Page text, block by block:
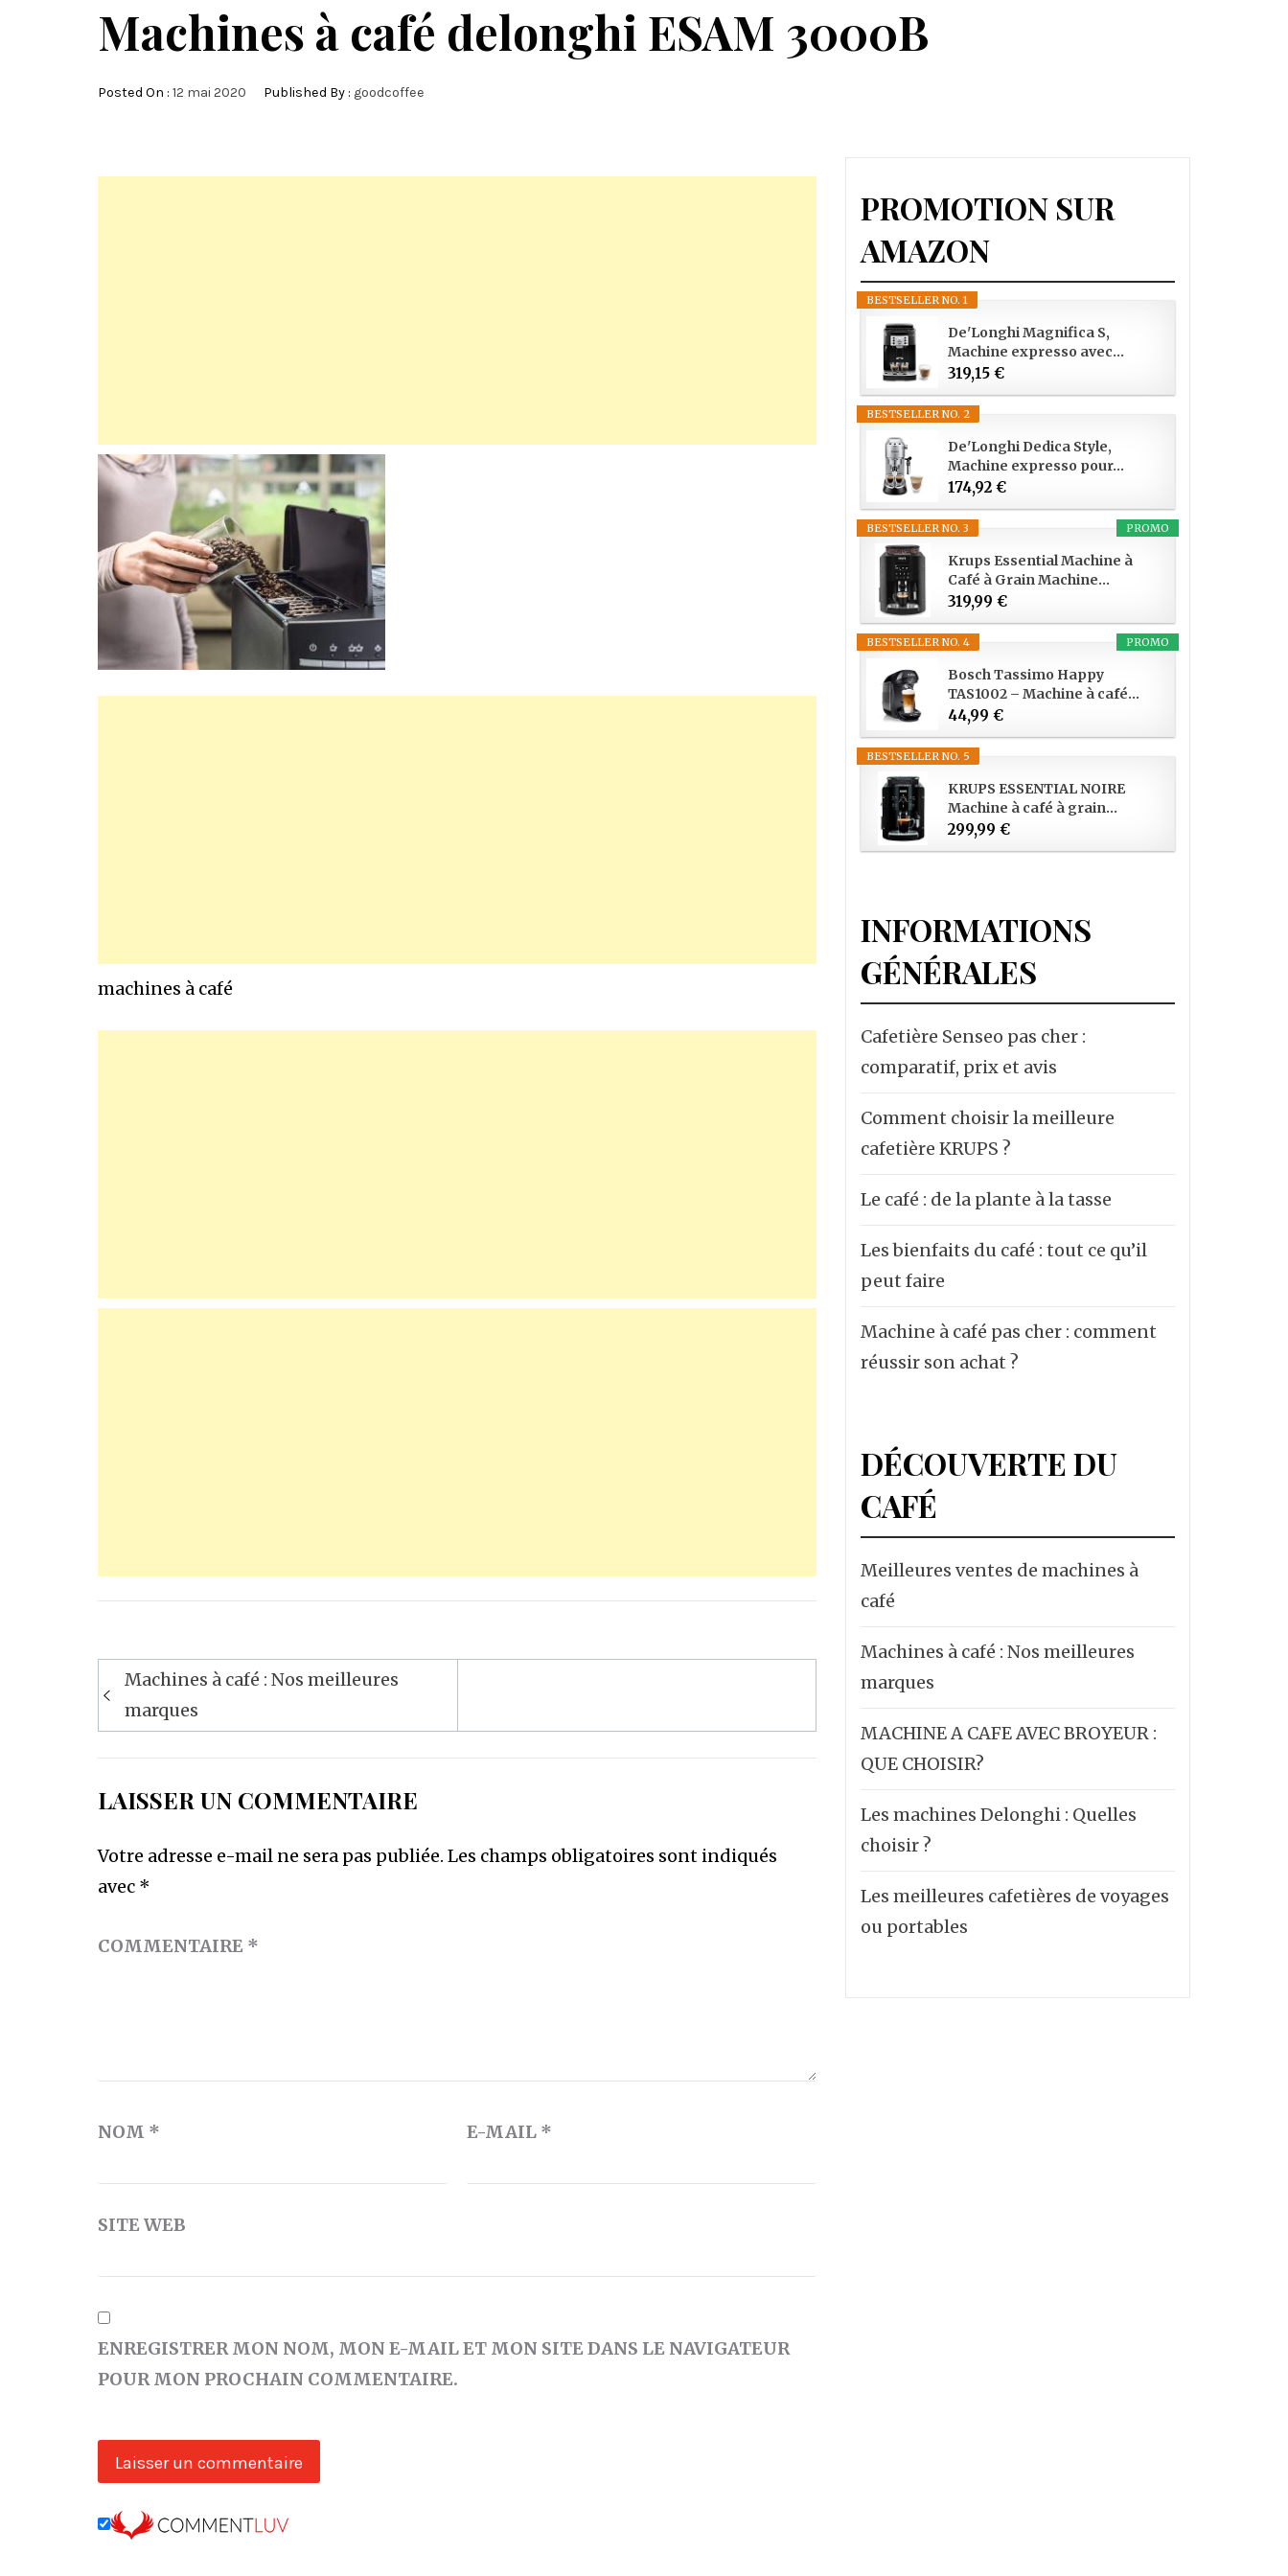
Machines à café delonghi ESAM 3000B
Posted On : 12 mai 2020 Published By : goodcoffee
machines à café
Navigation
de
l’article
Machines à café : Nos meilleures
marques
LAISSER UN COMMENTAIRE
Votre adresse e-mail ne sera pas publiée. Les champs obligatoires sont indiqués
avec *
COMMENTAIRE *
NOM * E-MAIL *
SITE WEB
ENREGISTRER MON NOM, MON E-MAIL ET MON SITE DANS LE NAVIGATEUR
POUR MON PROCHAIN COMMENTAIRE.
PROMOTION SUR
AMAZON
BESTSELLER NO. 1
De'Longhi Magnifica S,
Machine expresso avec...
319,15 €
BESTSELLER NO. 2
De'Longhi Dedica Style,
Machine expresso pour...
174,92 €
PROMO
BESTSELLER NO. 3
Krups Essential Machine à
Café à Grain Machine...
319,99 €
PROMO
BESTSELLER NO. 4
Bosch Tassimo Happy
TAS1002 – Machine à café...
44,99 €
BESTSELLER NO. 5
KRUPS ESSENTIAL NOIRE
Machine à café à grain...
299,99 €
INFORMATIONS
GÉNÉRALES
Cafetière Senseo pas cher :
comparatif, prix et avis
Comment choisir la meilleure
cafetière KRUPS ?
Le café : de la plante à la tasse
Les bienfaits du café : tout ce qu’il
peut faire
Machine à café pas cher : comment
réussir son achat ?
DÉCOUVERTE DU
CAFÉ
Meilleures ventes de machines à
café
Machines à café : Nos meilleures
marques
MACHINE A CAFE AVEC BROYEUR :
QUE CHOISIR?
Les machines Delonghi : Quelles
choisir ?
Les meilleures cafetières de voyages
ou portables